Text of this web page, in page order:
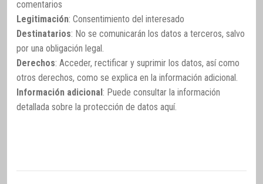
comentarios
Legitimación: Consentimiento del interesado
Destinatarios: No se comunicarán los datos a terceros, salvo
por una obligación legal.
Derechos: Acceder, rectificar y suprimir los datos, así como
otros derechos, como se explica en la información adicional.
Información adicional: Puede consultar la información
detallada sobre la protección de datos aquí.